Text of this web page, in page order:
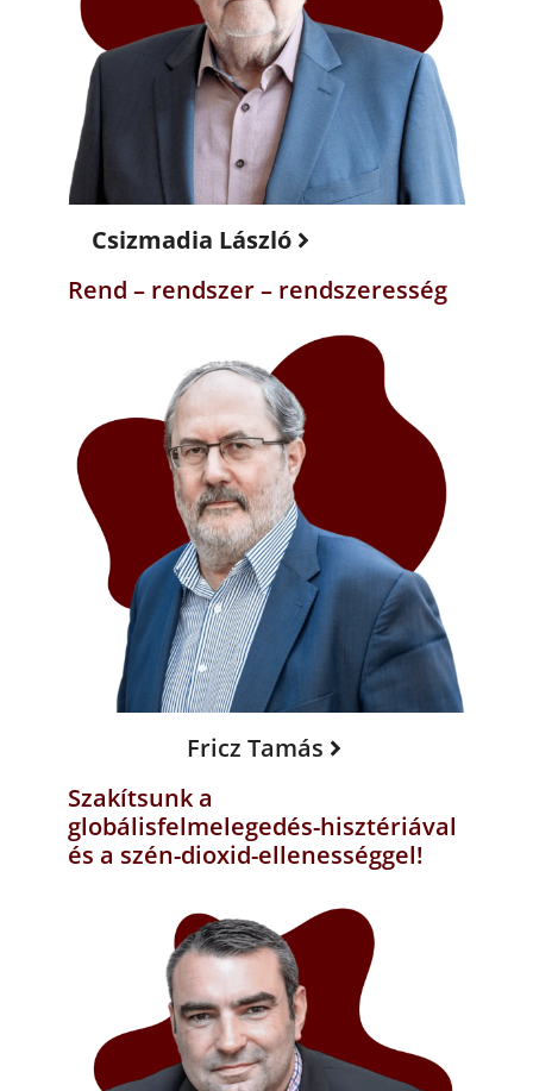
Csizmadia László
Rend – rendszer – rendszeresség
Fricz Tamás
Szakítsunk a
globálisfelmelegedés-hisztériával
és a szén-dioxid-ellenességgel!